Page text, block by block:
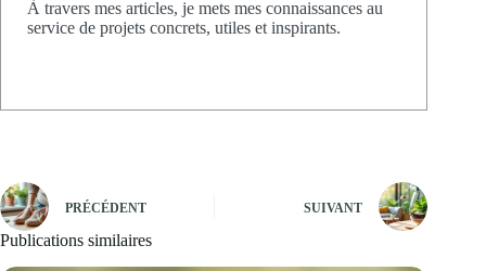
À travers mes articles, je mets mes connaissances au
service de projets concrets, utiles et inspirants.
PRÉCÉDENT SUIVANT
Publications similaires